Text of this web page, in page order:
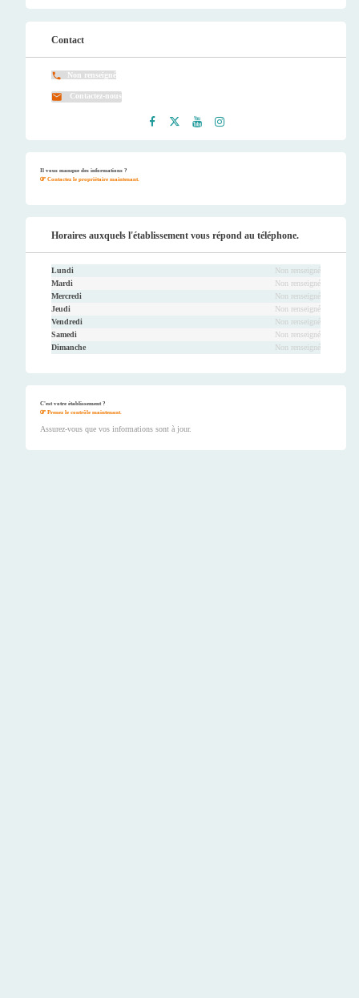
Contact
Non renseigné
Contactez-nous
Il vous manque des informations ?
Contactez le propriétaire maintenant.
Horaires auxquels l'établissement vous répond au téléphone.
Lundi
Non renseigné
Mardi
Non renseigné
Mercredi
Non renseigné
Jeudi
Non renseigné
Vendredi
Non renseigné
Samedi
Non renseigné
Dimanche
Non renseigné
C'est votre établissement ?
Prenez le contrôle maintenant.
Assurez-vous que vos informations sont à jour.